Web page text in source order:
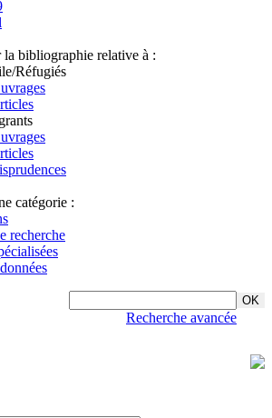
la bibliographie relative à :
Réfugiés
catégorie :
recherche
Recherche avancée